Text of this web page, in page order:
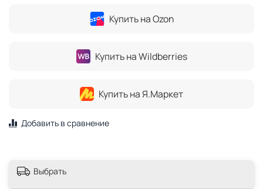
Купить на Ozon
Купить на Wildberries
Купить на Я.Маркет
Добавить в сравнение
Выбрать